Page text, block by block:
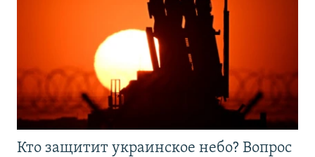
Кто защитит украинское небо? Вопрос